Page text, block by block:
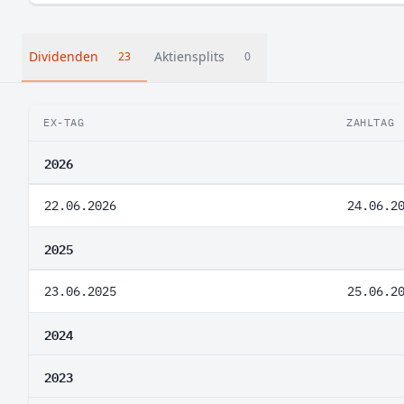
Dividenden 23 Aktiensplits 0
EX-TAG ZAHLTAG
2026
22.06.2026
2025
23.06.2025
2024
2023